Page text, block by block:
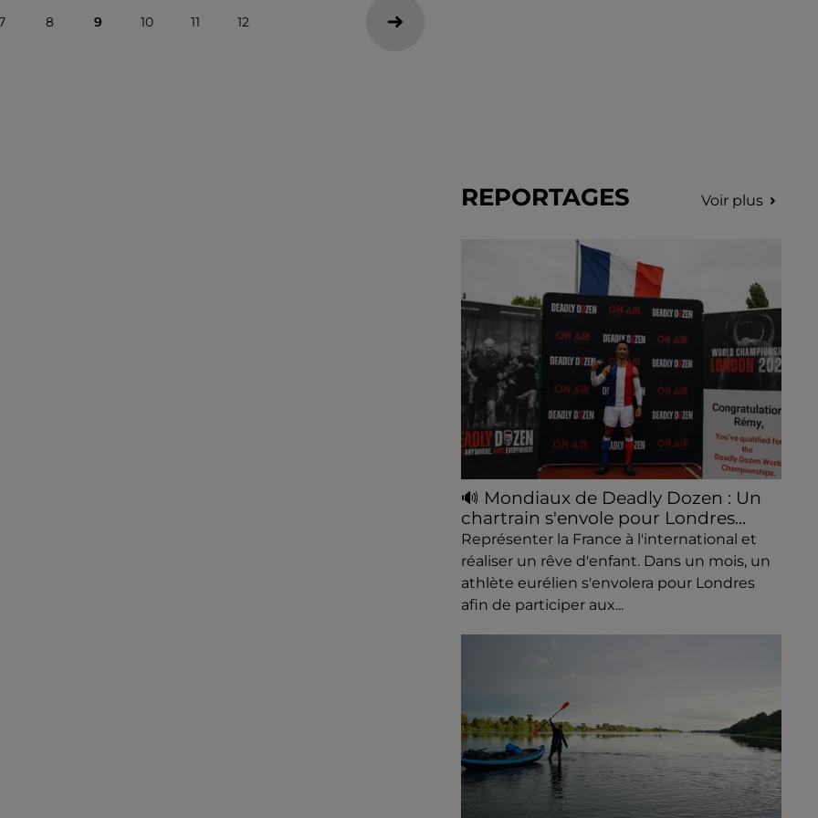
8 9 10 11 12
REPORTAGES Voir plus
🔊 Mondiaux de Deadly Dozen : Un
chartrain s'envole pour Londres...
Représenter la France à l'international et
réaliser un rêve d'enfant. Dans un mois, un
athlète eurélien s'envolera pour Londres
afin de participer aux...